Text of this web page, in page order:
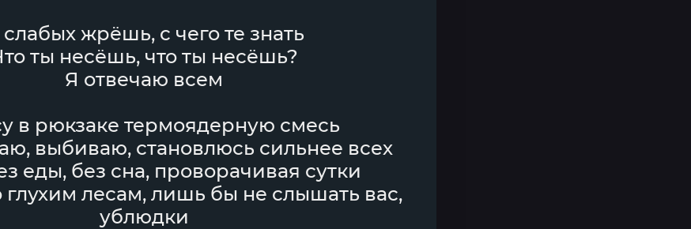
жрёшь, с чего те знать
ты несёшь, что ты несёшь?
Я отвечаю всем
в рюкзаке термоядерную смесь
выбиваю, становлюсь сильнее всех
еды, без сна, проворачивая сутки
глухим лесам, лишь бы не слышать вас,
ублюдки